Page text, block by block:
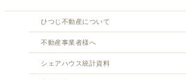
ひつじ不動産について
不動産事業者様へ
シェアハウス統計資料